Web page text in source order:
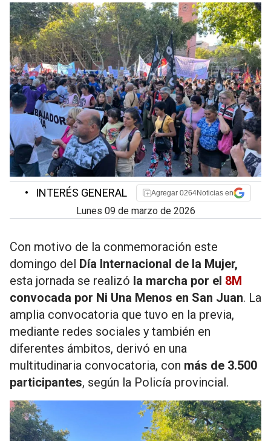
• INTERÉS GENERAL Agregar 0264Noticias en
lunes 09 de marzo de 2026
Con motivo de la conmemoración este
domingo del Día Internacional de la Mujer,
esta jornada se realizó la marcha por el 8M
convocada por Ni Una Menos en San Juan. La
amplia convocatoria que tuvo en la previa,
mediante redes sociales y también en
diferentes ámbitos, derivó en una
multitudinaria convocatoria, con más de 3.500
participantes, según la Policía provincial.